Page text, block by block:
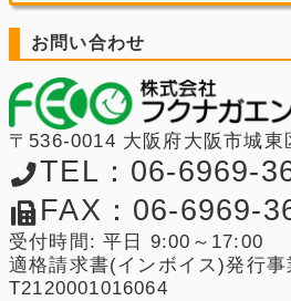
お問い合わせ
〒536-0014 大阪府大阪市城
TEL：06-6969-
FAX：06-6969-
受付時間: 平日 9:00～17:00
適格請求書(インボイス)発行事
T2120001016064